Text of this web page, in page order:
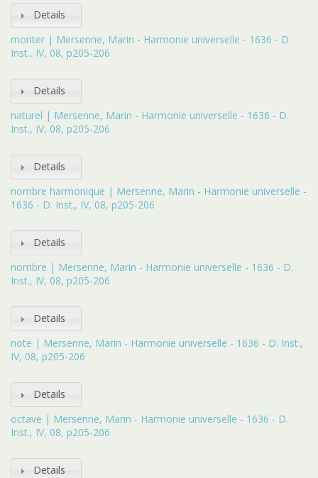
Details
monter | Mersenne, Marin - Harmonie universelle - 1636 - D.
Inst., IV, 08, p205-206
Details
naturel | Mersenne, Marin - Harmonie universelle - 1636 - D.
Inst., IV, 08, p205-206
Details
nombre harmonique | Mersenne, Marin - Harmonie universelle -
1636 - D. Inst., IV, 08, p205-206
Details
nombre | Mersenne, Marin - Harmonie universelle - 1636 - D.
Inst., IV, 08, p205-206
Details
note | Mersenne, Marin - Harmonie universelle - 1636 - D. Inst.,
IV, 08, p205-206
Details
octave | Mersenne, Marin - Harmonie universelle - 1636 - D.
Inst., IV, 08, p205-206
Details